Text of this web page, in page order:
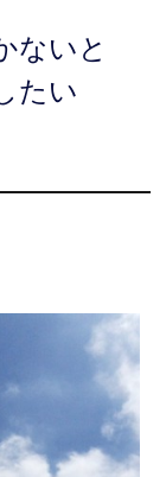
ないと
たい